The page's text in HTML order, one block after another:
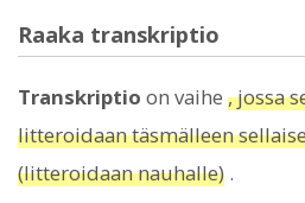
Raaka transkriptio
Transkriptio on vaihe , jossa
litteroidaan täsmälleen
(litteroidaan nauhalle) .